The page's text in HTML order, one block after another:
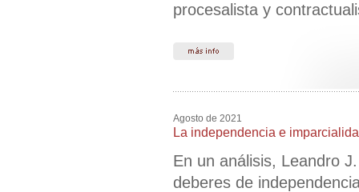
procesalista y
Agosto de 2021
La independencia e
En un análisis, Leandro
deberes de